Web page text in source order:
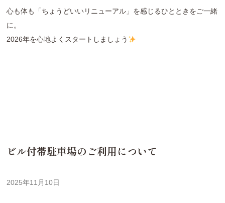
心も体も「ちょうどいいリニューアル」を感じるひとときをご一緒
に。
2026年を心地よくスタートしましょう
ビル付帯駐車場のご利用について
2025年11月10日